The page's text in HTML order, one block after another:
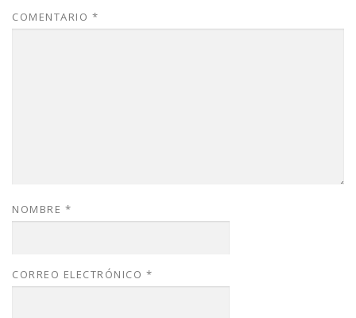
COMENTARIO *
NOMBRE *
CORREO ELECTRÓNICO *